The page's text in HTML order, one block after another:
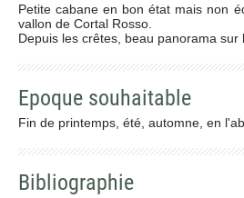
Petite cabane en bon état mais non
vallon de Cortal Rosso.
Depuis les crêtes, beau panorama sur
Epoque souhaitable
Fin de printemps, été, automne, en
Bibliographie